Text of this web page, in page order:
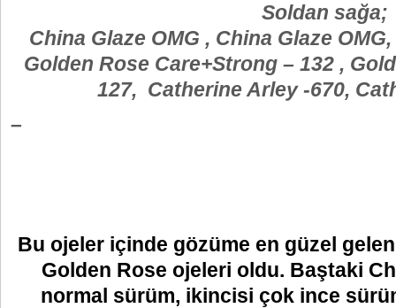
Soldan sağa;
China Glaze OMG , China Glaze
Golden Rose Care+Strong – 132 ,
127, Catherine Arley -670,
–
Bu ojeler içinde gözüme en güzel
Golden Rose ojeleri oldu. Baştaki
normal sürüm, ikincisi çok ince